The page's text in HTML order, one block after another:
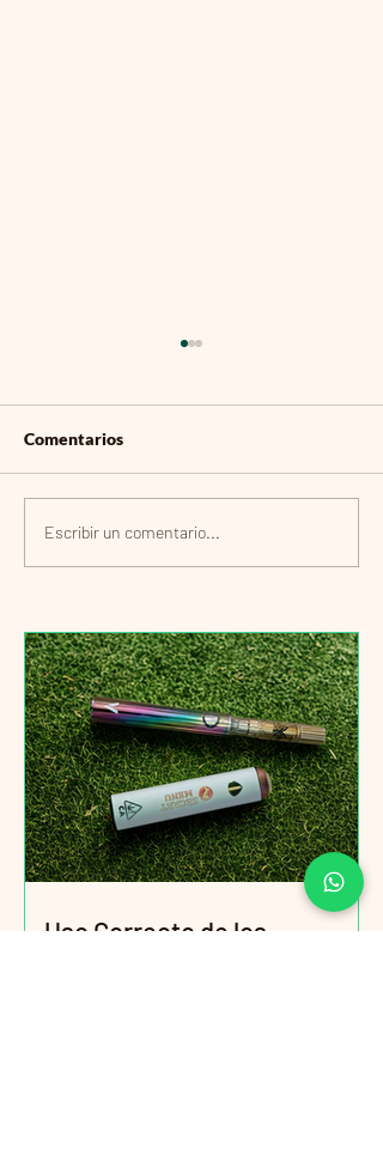
Introducción a la
clonación
Comentarios
Escribir un comentario...
Uso Correcto de los